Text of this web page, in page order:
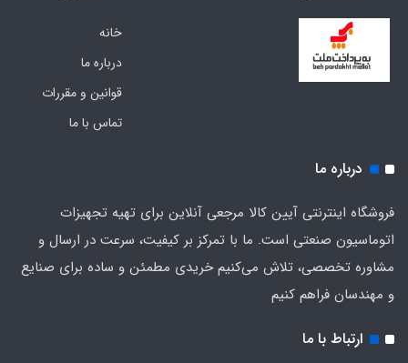
خانه
درباره ما
قوانین و مقررات
تماس با ما
درباره ما
فروشگاه اینترنتی آیین کالا مرجعی آنلاین برای تهیه تجهیزات
اتوماسیون صنعتی است. ما با تمرکز بر کیفیت، سرعت در ارسال و
مشاوره تخصصی، تلاش می‌کنیم خریدی مطمئن و ساده برای صنایع
و مهندسان فراهم کنیم
ارتباط با ما